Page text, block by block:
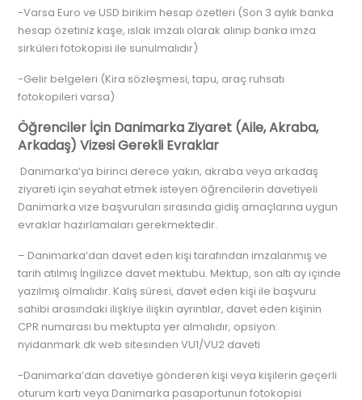
-Varsa Euro ve USD birikim hesap özetleri (Son 3 aylık banka
hesap özetiniz kaşe, ıslak imzalı olarak alınıp banka imza
sirküleri fotokopisi ile sunulmalıdır)
-Gelir belgeleri (Kira sözleşmesi, tapu, araç ruhsatı
fotokopileri varsa)
Öğrenciler İçin Danimarka Ziyaret (Aile, Akraba,
Arkadaş) Vizesi Gerekli Evraklar
Danimarka’ya birinci derece yakın, akraba veya arkadaş
ziyareti için seyahat etmek isteyen öğrencilerin davetiyeli
Danimarka vize başvuruları sırasında gidiş amaçlarına uygun
evraklar hazırlamaları gerekmektedir.
– Danimarka’dan davet eden kişi tarafından imzalanmış ve
tarih atılmış İngilizce davet mektubu. Mektup, son altı ay içinde
yazılmış olmalıdır. Kalış süresi, davet eden kişi ile başvuru
sahibi arasındaki ilişkiye ilişkin ayrıntılar, davet eden kişinin
CPR numarası bu mektupta yer almalıdır, opsiyon:
nyidanmark.dk web sitesinden VU1/VU2 daveti
-Danimarka’dan davetiye gönderen kişi veya kişilerin geçerli
oturum kartı veya Danimarka pasaportunun fotokopisi